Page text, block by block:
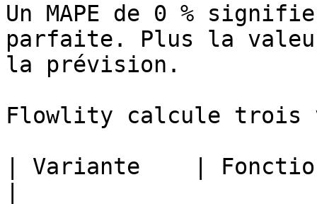
Un MAPE de 0 %
parfaite. Plus la
la prévision.
Flowlity calcule trois
| Variante    |